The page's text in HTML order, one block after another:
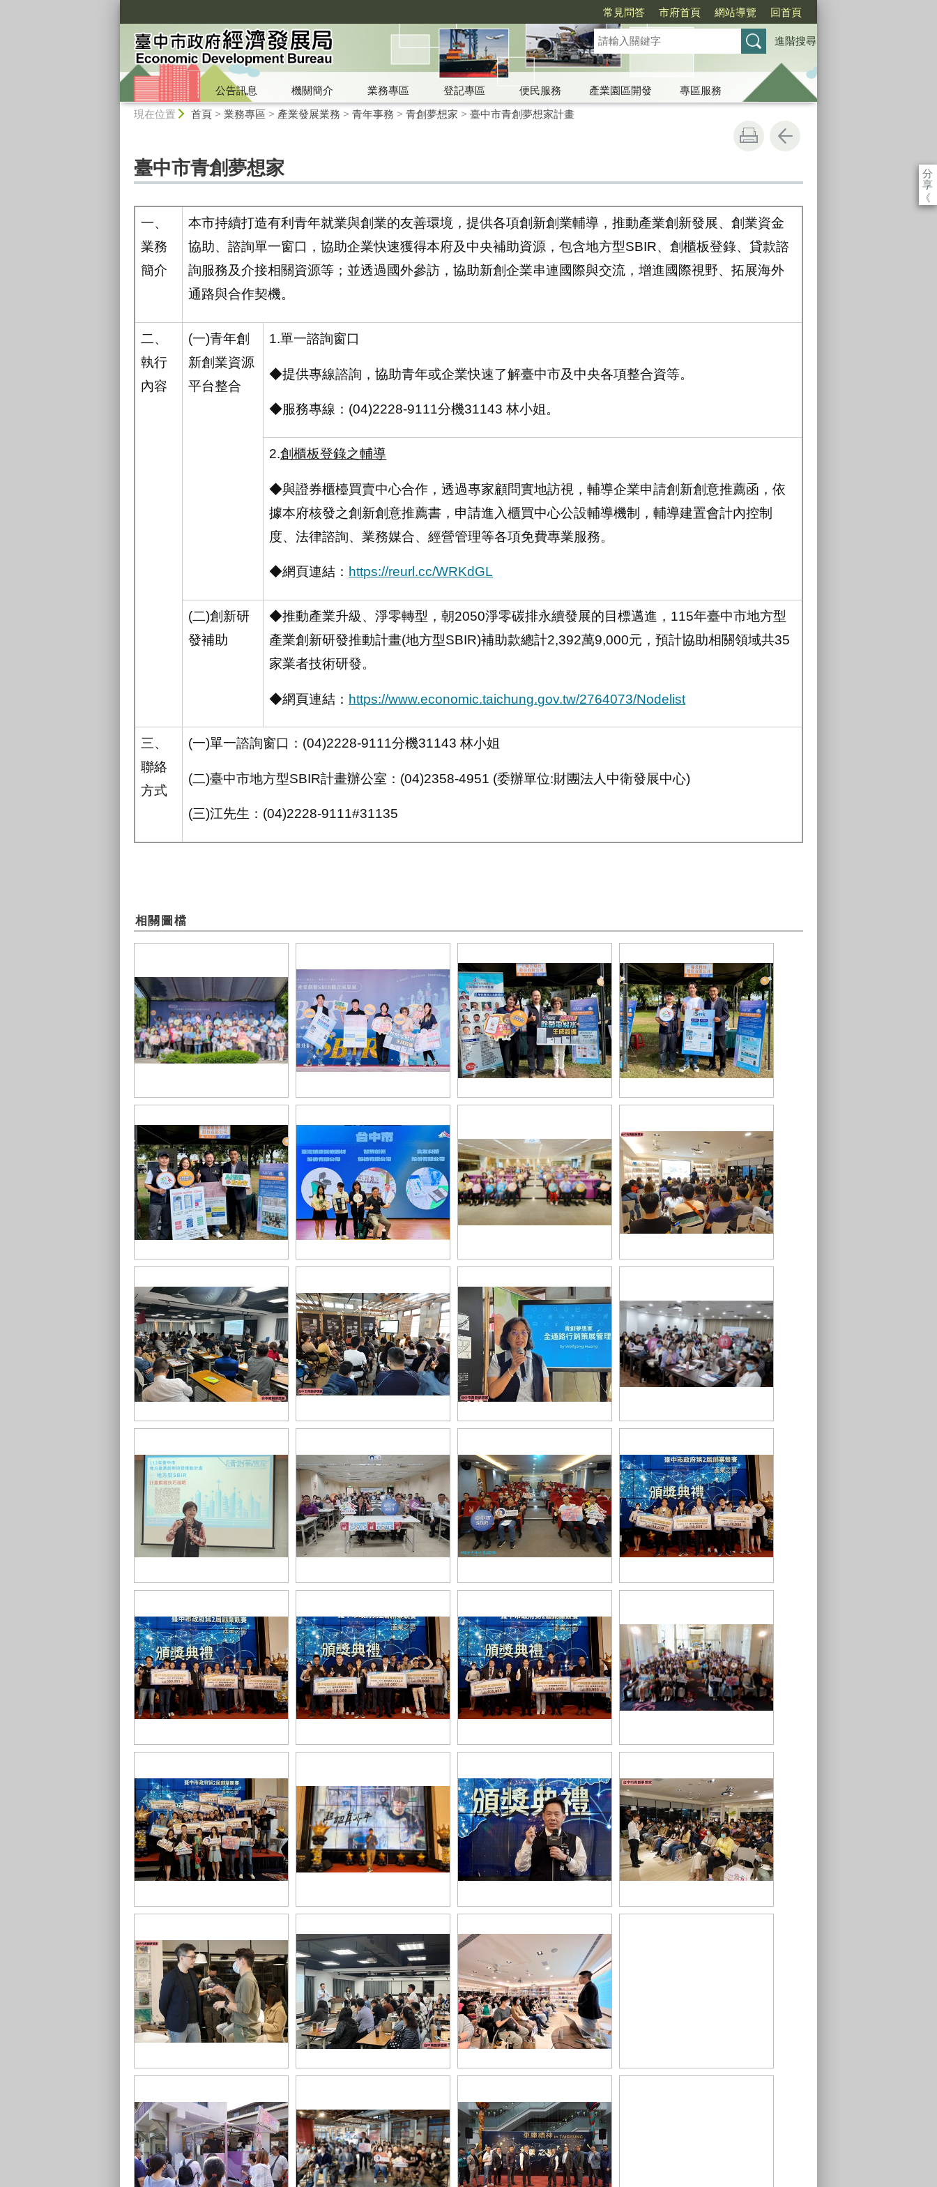
常見問答 市府首頁 網站導覽 回首頁
進階搜尋
公告訊息 機關簡介 業務專區 登記專區 便民服務 產業園區開發
專區服務
現在位置 首頁> 業務專區 > 產業發展業務 > 青年事務 > 青創夢想家 > 臺中市青創夢想家計畫
分
享
《
臺中市青創夢想家
一、
業務
簡介
本市持續打造有利青年就業與創業的友善環境，提供各項創新創業輔導，推動產業創新發展、創業資金
協助、諮詢單一窗口，協助企業快速獲得本府及中央補助資源，包含地方型SBIR、創櫃板登錄、貸款諮
詢服務及介接相關資源等；並透過國外參訪，協助新創企業串連國際與交流，增進國際視野、拓展海外
通路與合作契機。
二、
執行
內容
(一)青年創
新創業資源
平台整合
1.單一諮詢窗口
◆提供專線諮詢，協助青年或企業快速了解臺中市及中央各項整合資等。
◆服務專線：(04)2228-9111分機31143 林小姐。
2.創櫃板登錄之輔導
◆與證券櫃檯買賣中心合作，透過專家顧問實地訪視，輔導企業申請創新創意推薦函，依
據本府核發之創新創意推薦書，申請進入櫃買中心公設輔導機制，輔導建置會計內控制
度、法律諮詢、業務媒合、經營管理等各項免費專業服務。
◆網頁連結： https://reurl.cc/WRKdGL
(二)創新研
發補助
◆推動產業升級、淨零轉型，朝2050淨零碳排永續發展的目標邁進，115年臺中市地方型
產業創新研發推動計畫(地方型SBIR)補助款總計2,392萬9,000元，預計協助相關領域共35
家業者技術研發。
◆網頁連結： https://www.economic.taichung.gov.tw/2764073/Nodelist
三、
聯絡
方式
(一)單一諮詢窗口：(04)2228-9111分機31143 林小姐
(二)臺中市地方型SBIR計畫辦公室：(04)2358-4951 (委辦單位:財團法人中衛發展中心)
(三)江先生：(04)2228-9111#31135
相關圖檔
成果展-114年度 (2)
成果展-114年度 (1)
成果展-114年度 (4)
成果展-114年度 (5)
113年SBIR聯合成果展 113年SBIR簽約儀式
創業生力軍上課紀錄_0 創業生力軍講座上課紀錄_0 創業生力軍講座主秘致詞_0
動計畫說明會_0
_0
SBIR說明會大合照_0 SBIR說明會大合照1_0
台中市政府第2屆創業競賽 產業之星
_0
台中市政府第2屆創業競賽 產業之星
_0
頒獎典禮_大合照_0
台中市政府第2屆創業競賽 產業之星
_0
頒獎典禮_超認真少年分享_0
台中市政府第2屆創業競賽 產業之星
致詞_0
創業生力軍_課後詢問_0 創業生力軍講師分享_0